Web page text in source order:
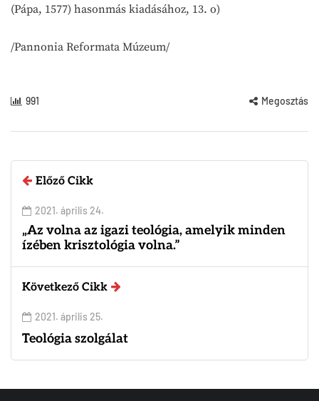
(Pápa, 1577) hasonmás kiadásához, 13. o)
/Pannonia Reformata Múzeum/
991 Megosztás
Előző Cikk
2021. április 24.
„Az volna az igazi teológia, amelyik minden
ízében krisztológia volna.”
Következő Cikk
2021. április 25.
Teológia szolgálat